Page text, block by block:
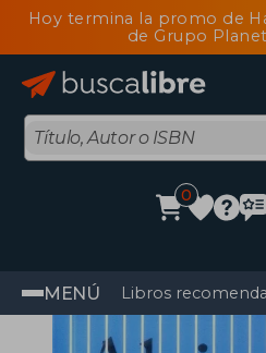
Hoy termina la promo de
de Grupo
0
MENÚ Libros